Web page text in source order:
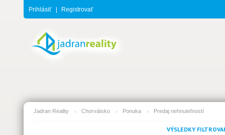
Prihlásiť | Registrovať
Jadran Reality Chorvátsko Ponuka Predaj nehnuteľností
VÝSLEDKY